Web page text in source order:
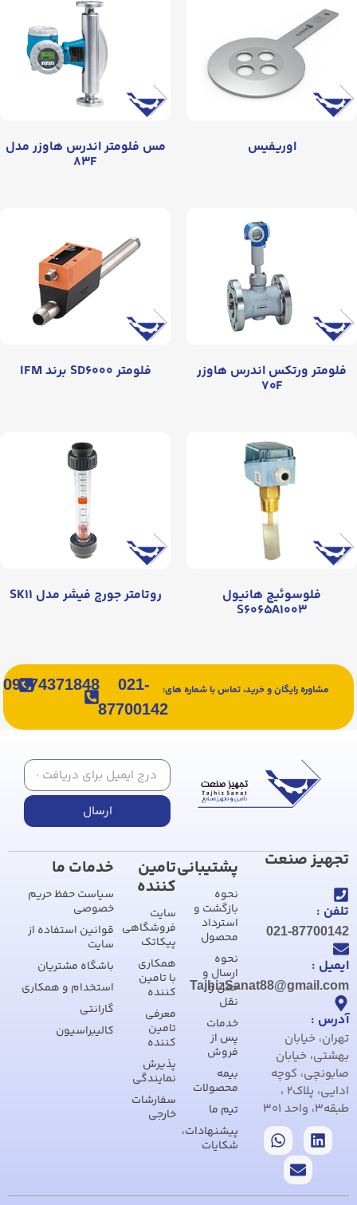
اوریفیس مس فلومتر اندرس هاوزر مدل
۸۳F
فلومتر ورتکس اندرس هاوزر
۷۰F
فلومتر SD۶۰۰۰ برند IFM
فلوسوئیچ هانیول
S۶۰۶۵A۱۰۰۳
روتامتر جورج فیشر مدل SK۱۱
مشاوره رایگان و خرید، تماس با شماره های:
021-
87700142
09374371848
ارسال
تجهیز صنعت
تلفن :
021-87700142
ایمیل :
TajhizSanat88@gmail.com
آدرس :
تهران، خیابان
بهشتی، خیابان
صابونچی، کوچه
ادایی، پلاک2 ،
طبقه3، واحد 301
پشتیبانی
نحوه
بازگشت و
استرداد
محصول
نحوه
ارسال و
حمل و
نقل
خدمات
پس از
فروش
بیمه
محصولات
تیم ما
پیشنهادات،
شکایات
تامین
کننده
سایت
فروشگاهی
پیکاتک
همکاری
با تامین
کننده
معرفی
تامین
کننده
پذیرش
نمایندگی
سفارشات
خارجی
خدمات ما
سیاست حفظ حریم
خصوصی
قوانین استفاده از
سایت
باشگاه مشتریان
استخدام و همکاری
گارانتی
کالیبراسیون